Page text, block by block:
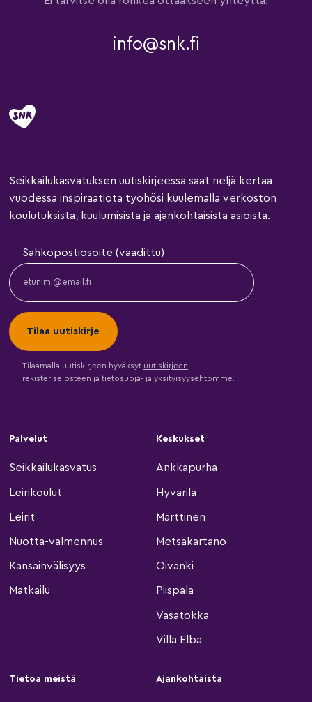
info@snk.fi
Seikkailukasvatuksen uutiskirjeessä saat neljä kertaa
vuodessa inspiraatiota työhösi kuulemalla verkoston
koulutuksista, kuulumisista ja ajankohtaisista asioista.
Sähköpostiosoite (vaadittu)
Tilaamalla uutiskirjeen hyväksyt uutiskirjeen
rekisteriselosteen ja tietosuoja- ja yksityisyysehtomme.
Palvelut
Seikkailukasvatus
Leirikoulut
Leirit
Nuotta-valmennus
Kansainvälisyys
Matkailu
Keskukset
Ankkapurha
Hyvärilä
Marttinen
Metsäkartano
Oivanki
Piispala
Vasatokka
Villa Elba
Tietoa meistä Ajankohtaista